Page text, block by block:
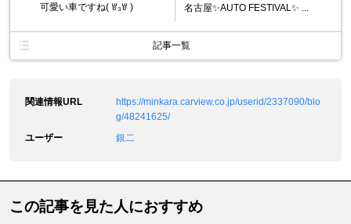
可愛い車ですね( ꇐ₃ꇐ ) 名古屋✨AUTO FESTIVAL✨ ...
記事一覧
関連情報URL
https://minkara.carview.co.jp/userid/2337090/blo
g/48241625/
ユーザー
銀二
この記事を見た人におすすめ